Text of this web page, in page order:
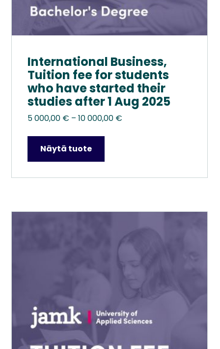
International Business,
Tuition fee for students
who have started their
studies after 1 Aug 2025
5 000,00 € – 10 000,00 €Hintaluokka:
000,00 €
Näytä tuote
valinnat
tuotteen
sivulla.